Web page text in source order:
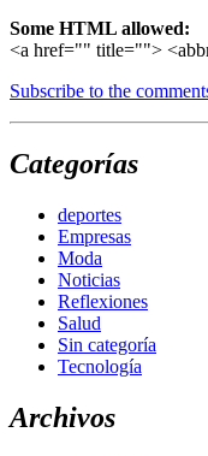
Some HTML allowed:
<a href="" title="">
Subscribe to the
Categorías
deportes
Empresas
Moda
Noticias
Reflexiones
Salud
Sin categoría
Tecnología
Archivos